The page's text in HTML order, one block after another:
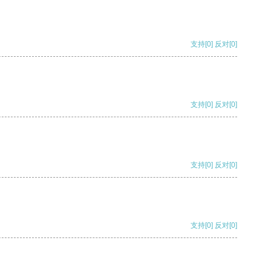
支持[0] 反对[0]
支持[0] 反对[0]
支持[0] 反对[0]
支持[0] 反对[0]